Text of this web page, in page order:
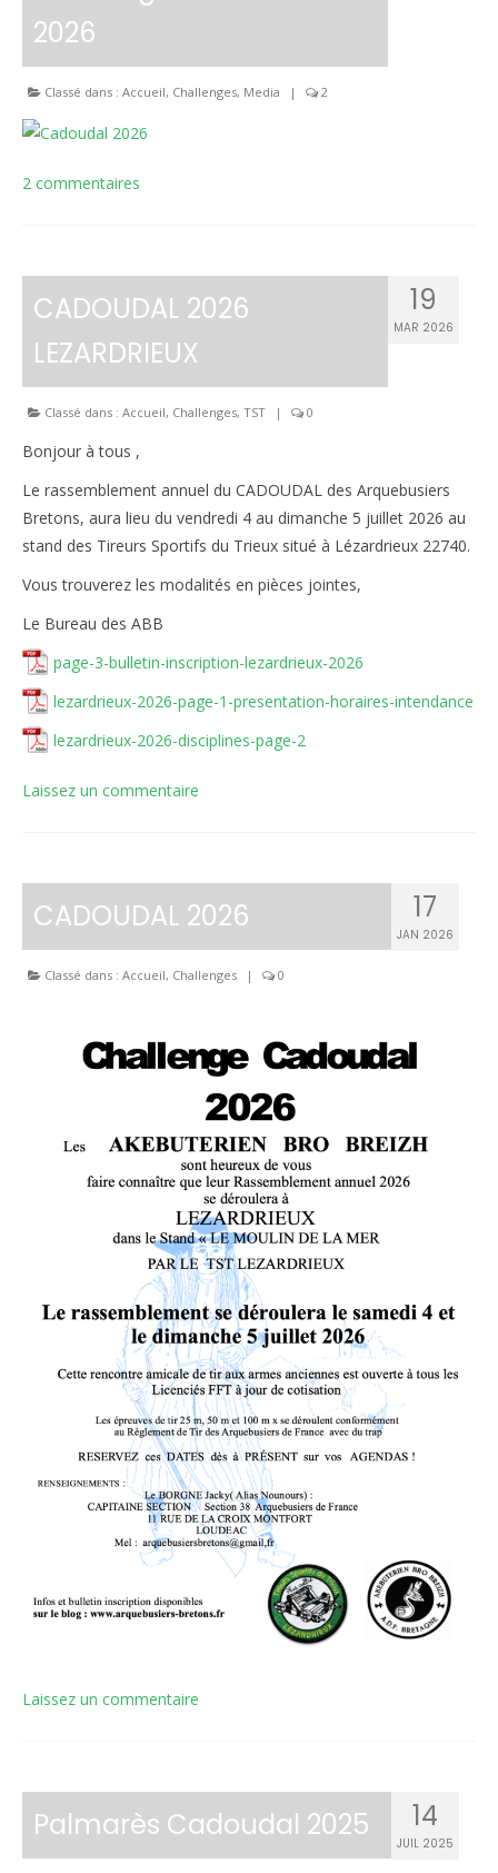
Le règlement intérieur TST
Les catégories d’âges FFTIR
ÉCOLE DE TIR
COMPÉTITIONS
Résultats
CALENDRIERS TST
ÉVÈNEMENTS
Compétitions
2026
Classé dans : Accueil, Challenges, Media | 2
2 commentaires
19
MAR 2026
CADOUDAL 2026
LEZARDRIEUX
Classé dans : Accueil, Challenges, TST | 0
Bonjour à tous ,
Le rassemblement annuel du CADOUDAL des Arquebusiers
Bretons, aura lieu du vendredi 4 au dimanche 5 juillet 2026 au
stand des Tireurs Sportifs du Trieux situé à Lézardrieux 22740.
Vous trouverez les modalités en pièces jointes,
Le Bureau des ABB
page-3-bulletin-inscription-lezardrieux-2026
lezardrieux-2026-page-1-presentation-horaires-intendance
lezardrieux-2026-disciplines-page-2
Laissez un commentaire
17
JAN 2026
CADOUDAL 2026
Classé dans : Accueil, Challenges | 0
Laissez un commentaire
14
JUIL 2025
Palmarès Cadoudal 2025